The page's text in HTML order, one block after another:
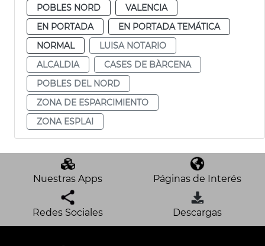
POBLES NORD
VALENCIA
EN PORTADA
EN PORTADA TEMÁTICA
NORMAL
LUISA NOTARIO
ALCALDIA
CASES DE BÀRCENA
POBLES DEL NORD
ZONA DE ESPARCIMIENTO
ZONA ESPLAI
Nuestras Apps Páginas de Interés
Redes Sociales Descargas